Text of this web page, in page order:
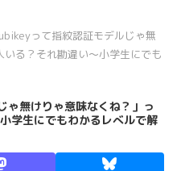
って指紋認証モデルじゃ無
る？それ勘違い～小学生にでも
ゃ無けりゃ意味なくね？」っ
学生にでもわかるレべルで解